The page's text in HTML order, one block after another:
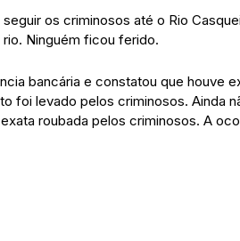
os criminosos até o Rio
Ninguém ficou ferido.
bancária e constatou que houve
foi levado pelos criminosos. Ainda
roubada pelos criminosos. A